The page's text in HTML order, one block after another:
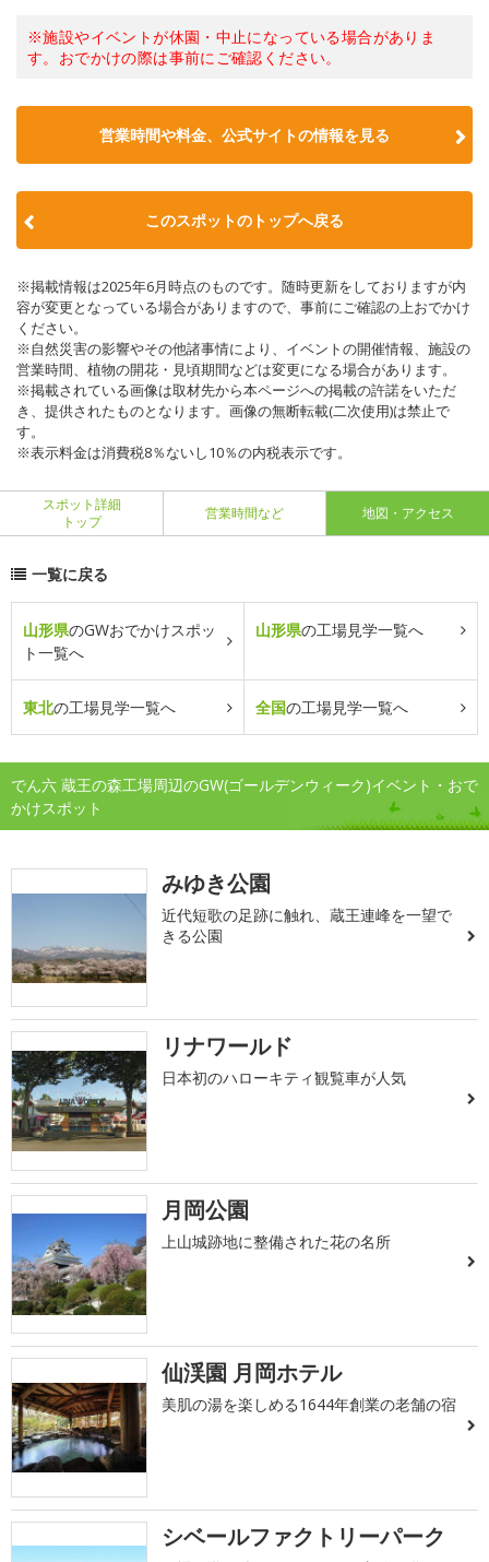
※施設やイベントが休園・中止になっている場合がありま
す。おでかけの際は事前にご確認ください。
営業時間や料金、公式サイトの情報を見る
このスポットのトップへ戻る
※掲載情報は2025年6月時点のものです。随時更新をしておりますが内
容が変更となっている場合がありますので、事前にご確認の上おでかけ
ください。
※自然災害の影響やその他諸事情により、イベントの開催情報、施設の
営業時間、植物の開花・見頃期間などは変更になる場合があります。
※掲載されている画像は取材先から本ページへの掲載の許諾をいただ
き、提供されたものとなります。画像の無断転載(二次使用)は禁止で
す。
※表示料金は消費税8％ないし10％の内税表示です。
スポット詳細
トップ
営業時間など 地図・アクセス
一覧に戻る
山形県のGWおでかけスポッ
ト一覧へ
山形県の工場見学一覧へ
東北の工場見学一覧へ 全国の工場見学一覧へ
でん六 蔵王の森工場周辺のGW(ゴールデンウィーク)イベント・おで
かけスポット
みゆき公園
近代短歌の足跡に触れ、蔵王連峰を一望で
きる公園
リナワールド
日本初のハローキティ観覧車が人気
月岡公園
上山城跡地に整備された花の名所
仙渓園 月岡ホテル
美肌の湯を楽しめる1644年創業の老舗の宿
シベールファクトリーパーク